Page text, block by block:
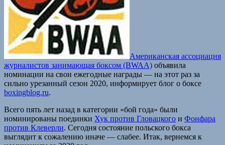
Американская ассоциация
журналистов занимающая боксом (BWAA) объявила
номинации на свои ежегодные награды — на этот раз за
сильно урезанный сезон 2020, информирует блог о боксе
boxingblog.ru.
Всего пять лет назад в категории «бой года» были
номинированы поединки Хук против Гловацкого и Фонфара
против Клеверли. Сегодня состояние польского бокса
выглядит к сожалению иначе — слабее. Итак, вернемся к